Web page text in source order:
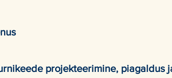
projekteerimine, piagaldus